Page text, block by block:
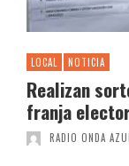
LOCAL NOTICIA
Realizan
franja
RADIO ONDA